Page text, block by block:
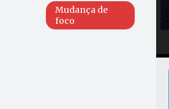
Mudança de
foco